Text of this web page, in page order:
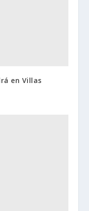
en Villas